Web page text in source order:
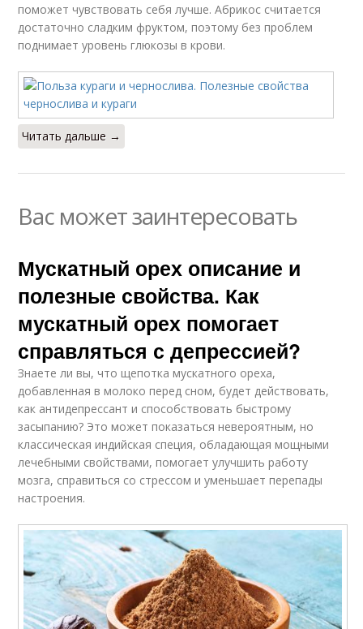
поможет чувствовать себя лучше. Абрикос считается
достаточно сладким фруктом, поэтому без проблем
поднимает уровень глюкозы в крови.
Читать дальше →
Вас может заинтересовать
Мускатный орех описание и
полезные свойства. Как
мускатный орех помогает
справляться с депрессией?
Знаете ли вы, что щепотка мускатного ореха,
добавленная в молоко перед сном, будет действовать,
как антидепрессант и способствовать быстрому
засыпанию? Это может показаться невероятным, но
классическая индийская специя, обладающая мощными
лечебными свойствами, помогает улучшить работу
мозга, справиться со стрессом и уменьшает перепады
настроения.